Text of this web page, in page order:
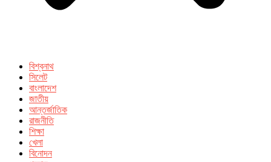
বিশ্বনাথ
সিলেট
বাংলাদেশ
জাতীয়
আন্তর্জাতিক
রাজনীতি
শিক্ষা
খেলা
বিনোদন